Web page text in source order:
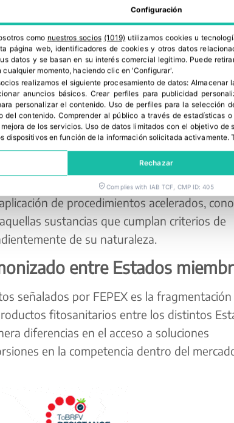
del sector.
de procedimientos acelerados,
sustancias que cumplan criterios de
de su naturaleza.
entre Estados
señalados por FEPEX es la fragmentación
fitosanitarios entre los distintos
diferencias en el acceso a soluciones
en la competencia dentro del
Configuración
como nuestros socios (1019) utilizamos cookies u
página web, identificadores de cookies y otros datos
datos y se basan en su interés comercial legítimo. Puede
momento, haciendo clic en 'Configurar'.
realizamos el siguiente procesamiento de datos:Almacenar
anuncios básicos. Crear perfiles para publicidad
personalizar el contenido. Uso de perfiles para la selección
del contenido. Comprender al público a través de estadísticas
de los servicios. Uso de datos limitados con el objetivo de
dispositivos en función de la información solicitada activamente.
Rechazar
Complies with IAB TCF, CMP ID: 405